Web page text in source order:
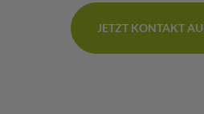
JETZT KONTAKT